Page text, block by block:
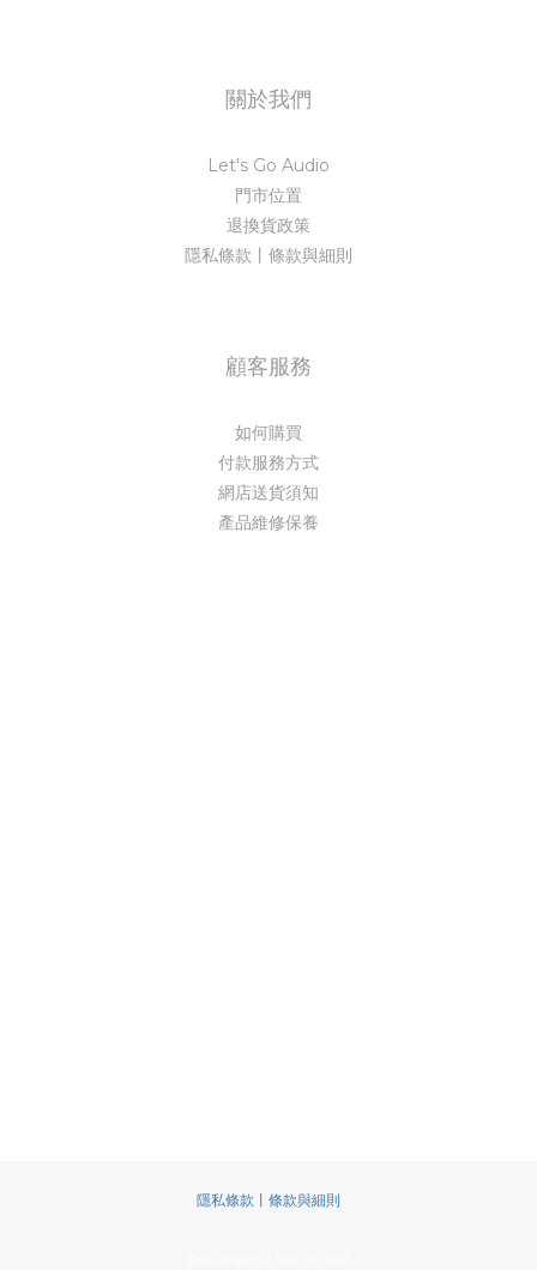
關於我們
Let's Go Audio
門市位置
退換貨政策
隱私條款丨條款與細則
顧客服務
如何購買
付款服務方式
網店送貨須知
產品維修保養
隱私條款丨條款與細則